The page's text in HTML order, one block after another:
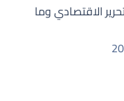
الاقتصادي وما